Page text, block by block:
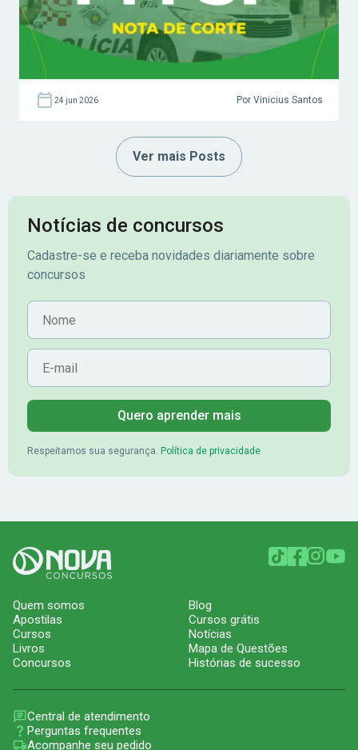
24 jun 2026 Por Vinicius Santos
Ver mais Posts
Notícias de concursos
Cadastre-se e receba novidades diariamente sobre
concursos
Nome
E-mail
Quero aprender mais
Respeitamos sua segurança. Política de privacidade
Quem somos
Apostilas
Cursos
Livros
Concursos
Blog
Cursos grátis
Notícias
Mapa de Questões
Histórias de sucesso
Central de atendimento
Perguntas frequentes
Acompanhe seu pedido